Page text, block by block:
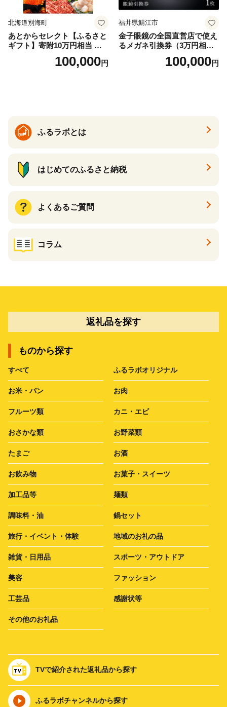
北海道別海町
あとからセレクト【ふるさと
ギフト】寄附10万円相当 あ
とから選べる！ ギフト いく
ら ほたて 海鮮 牛肉 別海町
ギフト ふるさと納税 ）
100,000円
福井県鯖江市
金子眼鏡の全国直営店で使え
るメガネ引換券（3万円相
100,000円
ふるラボとは
はじめてのふるさと納税
よくあるご質問
コラム
返礼品を探す
ものから探す
すべて ふるラボオリジナル
お米・パン お肉
フルーツ類 カニ・エビ
おさかな類 お野菜類
たまご お酒
お飲み物 お菓子・スイーツ
加工品等 麺類
調味料・油 鍋セット
旅行・イベント・体験 地域のお礼の品
雑貨・日用品 スポーツ・アウトドア
美容 ファッション
工芸品 感謝状等
その他のお礼品
TVで紹介された返礼品から探す
ふるラボチャンネルから探す